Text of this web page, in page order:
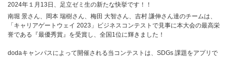
2024年１月13日、足立ゼミ生の新たな快挙です！！
南堀 景さん、岡本 瑞樹さん、梅田 大智さん、吉村 謙伸さん達のチームは、
「キャリアゲートウェイ 2023」ビジネスコンテストで見事に本大会の最高栄
誉である『最優秀賞』を受賞し、全国1位に輝きました！
dodaキャンパスによって開催される当コンテストは、SDGs 課題をアプリで